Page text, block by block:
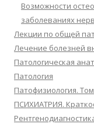
Возможности
заболеваниях
Лекции по общей
Лечение болезней
Патологическая
Патология
Патофизиология.
ПСИХИАТРИЯ.